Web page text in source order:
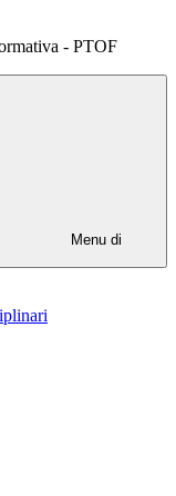
- PTOF
Menu di